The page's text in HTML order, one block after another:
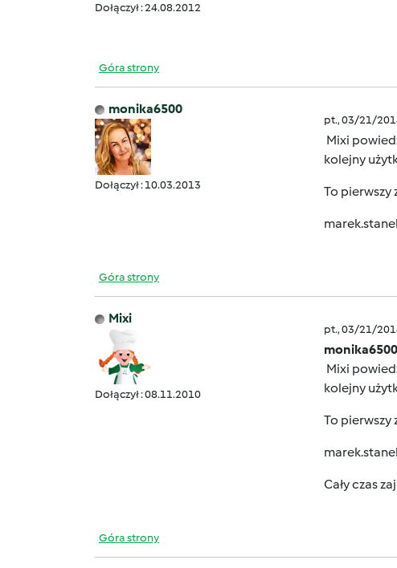
Dołączył : 24.08.2012
Góra strony
monika6500
Dołączył : 10.03.2013
pt., 03/21/
Mixi
kolejny
To pierwszy
Góra strony
Mixi
Dołączył : 08.11.2010
pt., 03/21/
Mixi
kolejny
To pierwszy
Cały czas
Góra strony